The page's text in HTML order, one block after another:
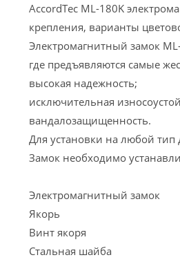
AccordTec ML-180K
крепления, варианты
Электромагнитный замок
где предъявляются самые
высокая надежность;
исключительная
вандалозащищенность.
Для установки на любой
Замок необходимо
Электромагнитный замок
Якорь
Винт якоря
Стальная шайба